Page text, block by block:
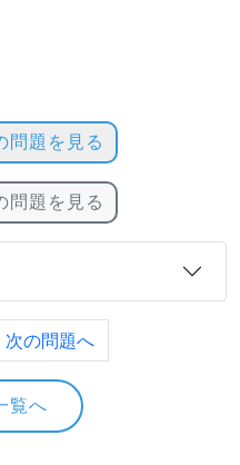
問題を見る
問題を見る
次の問題へ
覧へ